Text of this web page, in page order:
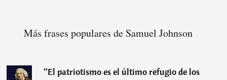
Más frases populares de Samuel Johnson
“El patriotismo es el último refugio de los